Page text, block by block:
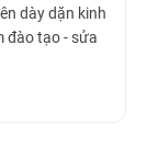
dày dặn kinh
đào tạo - sửa